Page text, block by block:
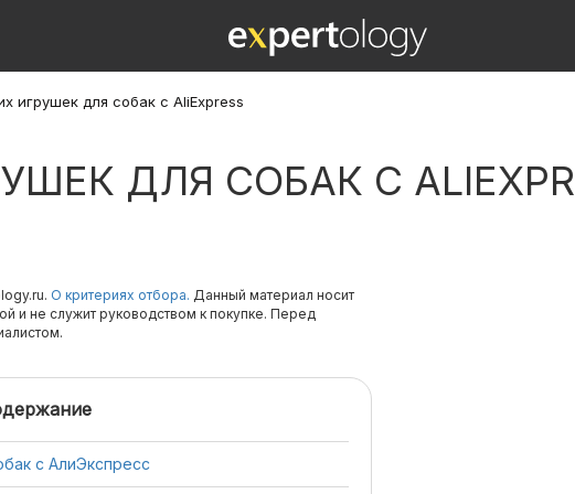
игрушек для собак с AliExpress
ДЛЯ СОБАК С
О критериях отбора. Данный материал носит
и не служит руководством к покупке. Перед
с АлиЭкспресс